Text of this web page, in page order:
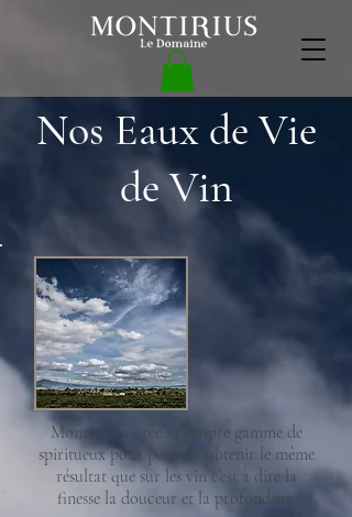
Nos Eaux de Vie
de Vin
Montirius a crée sa propre gamme de
spiritueux pour pouvoir obtenir le même
résultat que sur les vin c’est à dire la
finesse la douceur et la profondeur.